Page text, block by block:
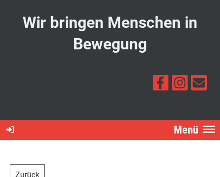
Wir bringen Menschen in
Bewegung
Menü
Zurück